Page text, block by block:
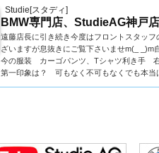
Studie[スタディ]
BMW専門店、StudieAG神戸
遠藤店長に引き続き今度はフロントスタッ
ざいますが息抜きにご覧下さいませm(_
今の服装 カーゴパンツ、Tシャツ利き手
第一印象は？ 可もなく不可もなくでも本当